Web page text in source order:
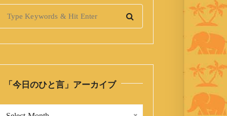
「今日のひと言」アーカイブ